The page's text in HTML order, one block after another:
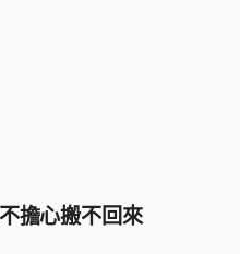
擔心搬不回來